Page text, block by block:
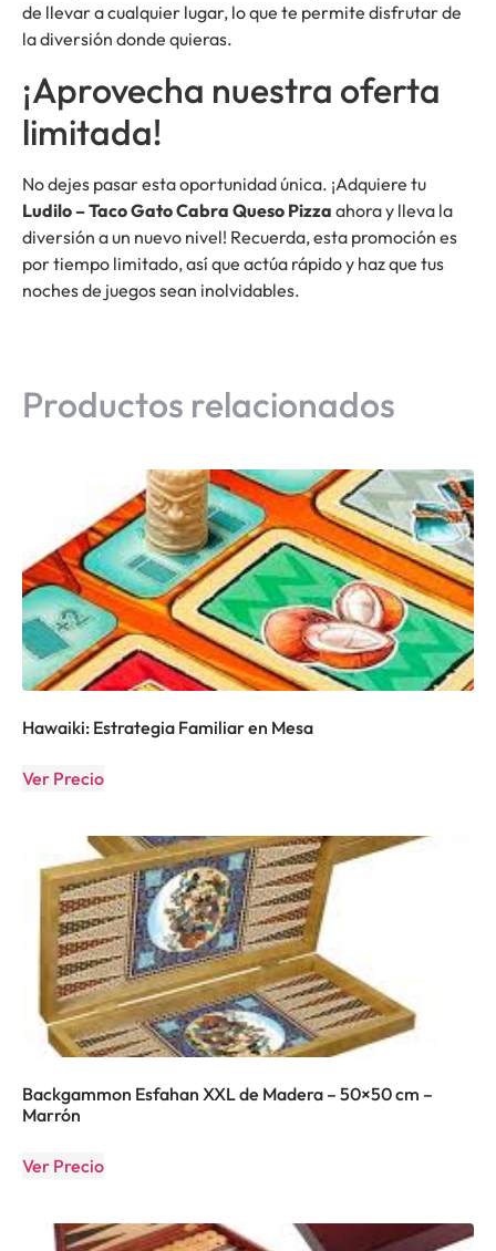
de llevar a cualquier lugar, lo que te permite disfrutar de
la diversión donde quieras.
¡Aprovecha nuestra oferta
limitada!
No dejes pasar esta oportunidad única. ¡Adquiere tu
Ludilo – Taco Gato Cabra Queso Pizza ahora y lleva la
diversión a un nuevo nivel! Recuerda, esta promoción es
por tiempo limitado, así que actúa rápido y haz que tus
noches de juegos sean inolvidables.
Productos relacionados
Hawaiki: Estrategia Familiar en Mesa
Ver Precio
Backgammon Esfahan XXL de Madera – 50×50 cm –
Marrón
Ver Precio